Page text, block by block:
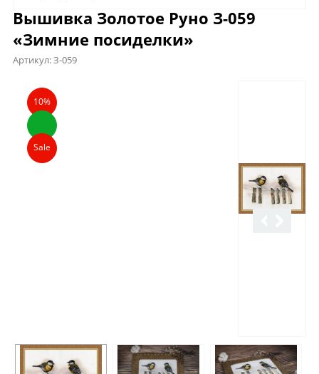
Вышивка Золотое Руно З-059
«Зимние посиделки»
Артикул:З-059
Описание
10%
Sale